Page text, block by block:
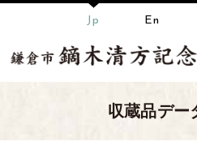
Jp En
収蔵品デー